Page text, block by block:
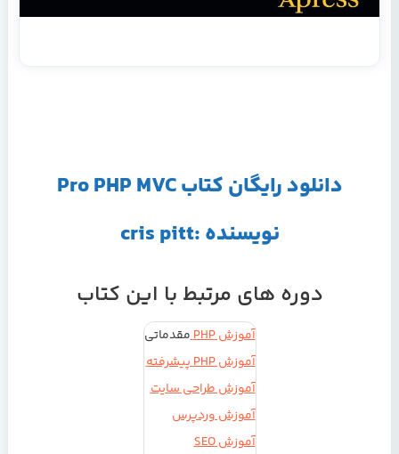
دانلود رایگان کتاب Pro PHP MVC
نویسنده :cris pitt
دوره های مرتبط با این کتاب
آموزش PHP
مقدماتی
آموزش PHP پیشرفته
آموزش طراحی سایت
آموزش وردپرس
آموزش SEO